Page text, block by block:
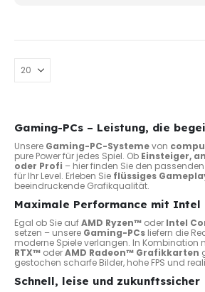
Gaming-PCs – Leistung, die
Unsere Gaming-PC-Systemevon
pure Power für jedes Spiel. Ob Einsteiger,
oder Profi – hier finden Sie den passenden
für Ihr Level. Erleben Sie flüssiges
beeindruckende Grafikqualität.
Maximale Performance mit Intel
Egal ob Sie aufAMD Ryzen™ oder Intel
setzen – unsere Gaming-PCs liefern die
moderne Spiele verlangen. In Kombination
RTX™ oderAMD Radeon™ Grafikkarten
gestochen scharfe Bilder, hohe FPS und
Schnell, leise und zukunftssicher